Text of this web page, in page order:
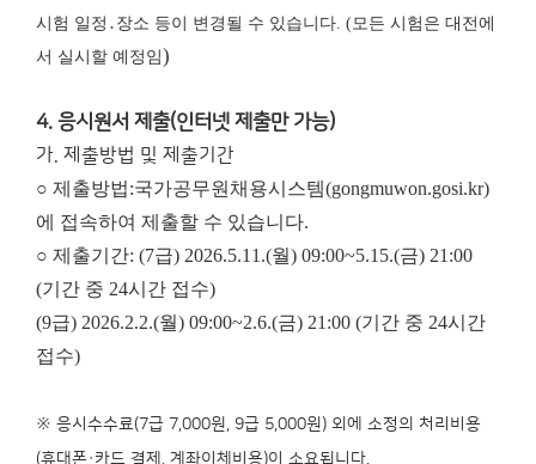
시험 일정․장소 등이 변경될 수 있습니다. (모든 시험은 대전에
서 실시할 예정임)
4. 응시원서 제출(인터넷 제출만 가능)
가. 제출방법 및 제출기간
○ 제출방법:국가공무원채용시스템(gongmuwon.gosi.kr)
에 접속하여 제출할 수 있습니다.
○ 제출기간: (7급) 2026.5.11.(월) 09:00~5.15.(금) 21:00
(기간 중 24시간 접수)
(9급) 2026.2.2.(월) 09:00~2.6.(금) 21:00 (기간 중 24시간
접수)
※ 응시수수료(7급 7,000원, 9급 5,000원) 외에 소정의 처리비용
(휴대폰·카드 결제, 계좌이체비용)이 소요됩니다.